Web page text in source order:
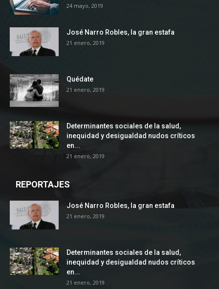
24 mayo, 2019
José Narro Robles, la gran estafa
21 enero, 2019
Quédate
21 enero, 2019
Determinantes sociales de la salud,
inequidad y desigualdad nudos críticos
en...
21 enero, 2019
REPORTAJES
José Narro Robles, la gran estafa
21 enero, 2019
Determinantes sociales de la salud,
inequidad y desigualdad nudos críticos
en...
21 enero, 2019